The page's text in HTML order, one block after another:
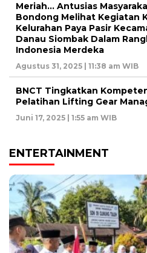
Meriah… Antusias
Bondong Melihat Kegiatan
Kelurahan Paya Pasir
Danau Siombak Dalam
Indonesia Merdeka
Agustus 31, 2025 | 11:38 am WIB
BNCT Tingkatkan
Pelatihan Lifting Gear
Juni 17, 2025 | 1:55 am WIB
ENTERTAINMENT